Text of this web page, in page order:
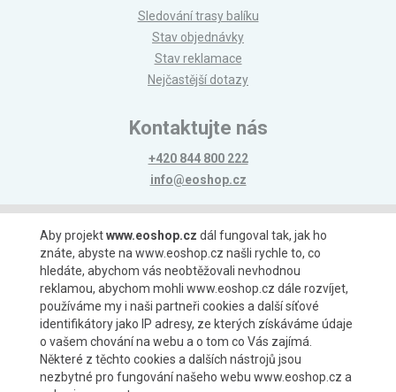
Sledování trasy balíku
Stav objednávky
Stav reklamace
Nejčastější dotazy
Kontaktujte nás
+420 844 800 222
info@eoshop.cz
Možnosti platby
Možnosti dopravy
Aby projektwww.eoshop.cz dál fungoval tak, jak ho
znáte, abyste na www.eoshop.cz našli rychle to, co
hledáte, abychom vás neobtěžovali nevhodnou
reklamou, abychom mohli www.eoshop.cz dále rozvíjet,
používáme my i naši partneři cookies a další síťové
identifikátory jako IP adresy, ze kterých získáváme údaje
o vašem chování na webu a o tom co Vás zajímá.
Některé z těchto cookies a dalších nástrojů jsou
nezbytné pro fungování našeho webu www.eoshop.cz a